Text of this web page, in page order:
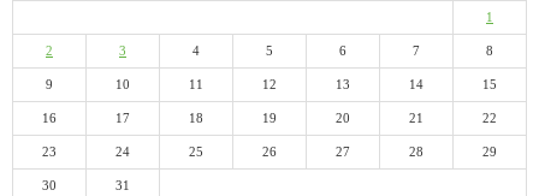
1
2 3 4 5 6 7 8
9 10 11 12 13 14 15
16 17 18 19 20 21 22
23 24 25 26 27 28 29
30 31